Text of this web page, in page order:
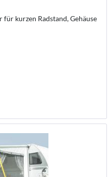
kurzen Radstand, Gehäuse